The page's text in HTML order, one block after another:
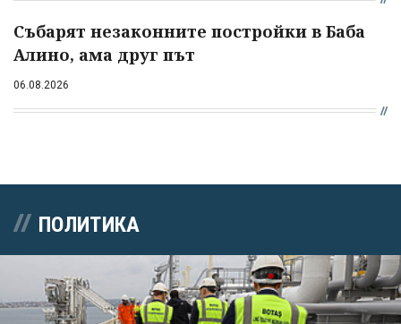
Събарят незаконните постройки в Баба
Алино, ама друг път
06.08.2026
ПОЛИТИКА